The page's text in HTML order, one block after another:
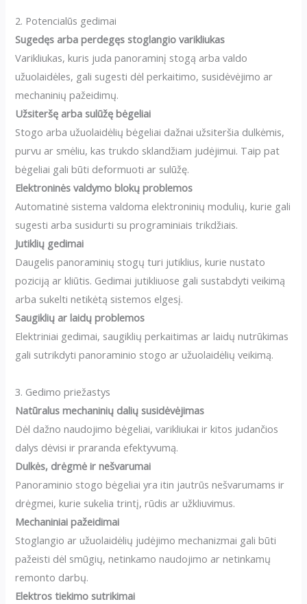
2. Potencialūs gedimai
Sugedęs arba perdegęs stoglangio varikliukas
Varikliukas, kuris juda panoraminį stogą arba valdo
užuolaidėles, gali sugesti dėl perkaitimo, susidėvėjimo ar
mechaninių pažeidimų.
Užsiteršę arba sulūžę bėgeliai
Stogo arba užuolaidėlių bėgeliai dažnai užsiteršia dulkėmis,
purvu ar smėliu, kas trukdo sklandžiam judėjimui. Taip pat
bėgeliai gali būti deformuoti ar sulūžę.
Elektroninės valdymo blokų problemos
Automatinė sistema valdoma elektroninių modulių, kurie gali
sugesti arba susidurti su programiniais trikdžiais.
Jutiklių gedimai
Daugelis panoraminių stogų turi jutiklius, kurie nustato
poziciją ar kliūtis. Gedimai jutikliuose gali sustabdyti veikimą
arba sukelti netikėtą sistemos elgesį.
Saugiklių ar laidų problemos
Elektriniai gedimai, saugiklių perkaitimas ar laidų nutrūkimas
gali sutrikdyti panoraminio stogo ar užuolaidėlių veikimą.
3. Gedimo priežastys
Natūralus mechaninių dalių susidėvėjimas
Dėl dažno naudojimo bėgeliai, varikliukai ir kitos judančios
dalys dėvisi ir praranda efektyvumą.
Dulkės, drėgmė ir nešvarumai
Panoraminio stogo bėgeliai yra itin jautrūs nešvarumams ir
drėgmei, kurie sukelia trintį, rūdis ar užkliuvimus.
Mechaniniai pažeidimai
Stoglangio ar užuolaidėlių judėjimo mechanizmai gali būti
pažeisti dėl smūgių, netinkamo naudojimo ar netinkamų
remonto darbų.
Elektros tiekimo sutrikimai